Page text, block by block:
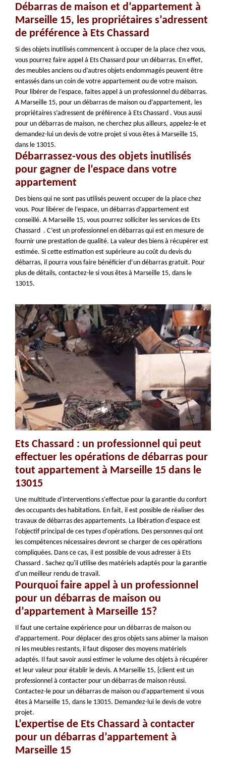
Débarras de maison et d’appartement à
Marseille 15, les propriétaires s’adressent
de préférence à Ets Chassard
Si des objets inutilisés commencent à occuper de la place chez vous,
vous pourrez faire appel à Ets Chassard pour un débarras. En effet,
des meubles anciens ou d’autres objets endommagés peuvent être
entassés dans un coin de votre appartement ou de votre maison.
Pour libérer de l’espace, faites appel à un professionnel du débarras.
A Marseille 15, pour un débarras de maison ou d’appartement, les
propriétaires s’adressent de préférence à Ets Chassard . Vous aussi
pour un débarras de maison, ne cherchez plus ailleurs, appelez-le et
demandez-lui un devis de votre projet si vous êtes à Marseille 15,
dans le 13015.
Débarrassez-vous des objets inutilisés
pour gagner de l’espace dans votre
appartement
Des biens qui ne sont pas utilisés peuvent occuper de la place chez
vous. Pour libérer de l’espace, un débarras d’appartement est
conseillé. A Marseille 15, vous pourrez solliciter les services de Ets
Chassard . C’est un professionnel en débarras qui est en mesure de
fournir une prestation de qualité. La valeur des biens à récupérer est
estimée. Si cette estimation est supérieure au coût du devis du
débarras, il pourra vous faire bénéficier d’un débarras gratuit. Pour
plus de détails, contactez-le si vous êtes à Marseille 15, dans le
13015.
Ets Chassard : un professionnel qui peut
effectuer les opérations de débarras pour
tout appartement à Marseille 15 dans le
13015
Une multitude d'interventions s'effectue pour la garantie du confort
des occupants des habitations. En fait, il est possible de réaliser des
travaux de débarras des appartements. La libération d'espace est
l'objectif principal de ces types d'opérations. Des personnes qui ont
les compétences nécessaires devront se charger de ces opérations
compliquées. Dans ce cas, il est possible de vous adresser à Ets
Chassard . Sachez qu'il utilise des matériels adaptés pour la garantie
d'un meilleur rendu de travail.
Pourquoi faire appel à un professionnel
pour un débarras de maison ou
d’appartement à Marseille 15?
Il faut une certaine expérience pour un débarras de maison ou
d’appartement. Pour déplacer des gros objets sans abimer la maison
ni les meubles restants, il faut disposer des moyens matériels
adaptés. Il faut savoir aussi estimer le volume des objets à récupérer
et leur valeur pour établir le devis. A Marseille 15, {client est un
professionnel à contacter pour un débarras de maison réussi.
Contactez-le pour un débarras de maison ou d’appartement si vous
êtes à Marseille 15, dans le 13015. Demandez-lui le devis de votre
projet.
L’expertise de Ets Chassard à contacter
pour un débarras d’appartement à
Marseille 15